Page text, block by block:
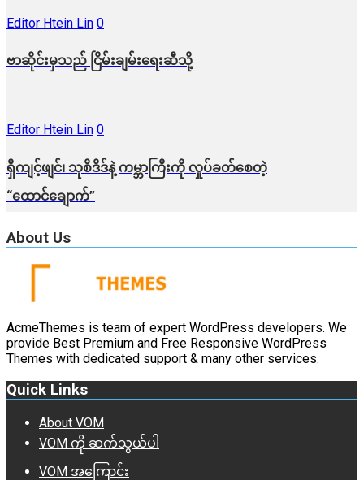
Editor Htein Lin 0
ဗာဆိုင်းမှသည် ငြိမ်းချမ်းရေးဆီသို့
Editor Htein Lin 0
ရှီကျင့်ဖျင်၊ သုစိဒိဒ်နဲ့ ကမ္ဘာကြီးကို လှုပ်ခတ်စေတဲ့
“ထောင်ချောက်”
About Us
AcmeThemes is team of expert WordPress developers. We
provide Best Premium and Free Responsive WordPress
Themes with dedicated support & many other services.
Quick Links
About VOM
VOM ကို ဆက်သွယ်ပါ
VOM အကြောင်း